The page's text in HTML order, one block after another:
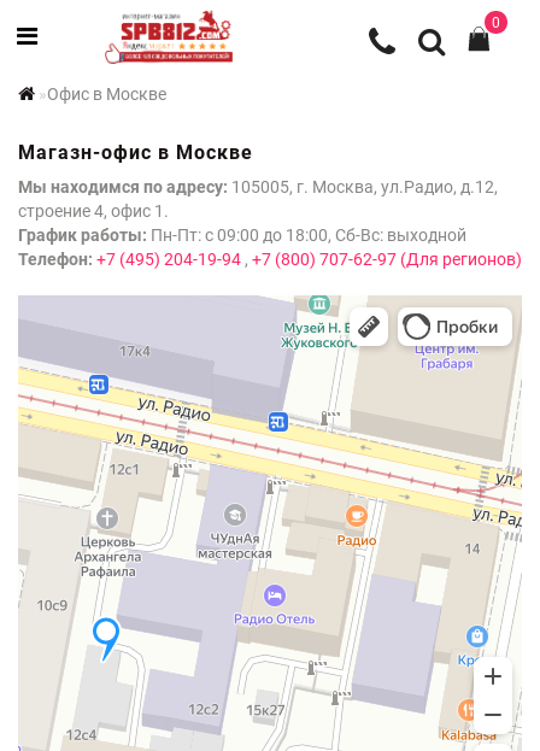
0
Офис в Москве
Магазн-офис в Москве
Мы находимся по адресу: 105005, г. Москва, ул.Радио, д.12,
строение 4, офис 1.
График работы: Пн-Пт: с 09:00 до 18:00, Сб-Вс: выходной
Телефон: +7 (495) 204-19-94 , +7 (800) 707-62-97 (Для регионов)